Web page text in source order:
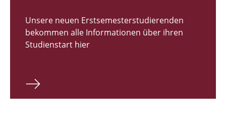
Bachelor Architektur
Master Architektur
Qualifikationsprofil
Unsere neuen Erstsemesterstudierenden
bekommen alle Informationen über ihren
Studienstart hier